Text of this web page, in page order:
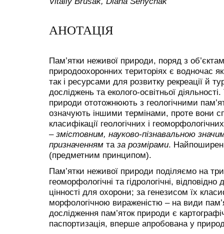
АНОТАЦІЯ
Пам’ятки неживої природи, поряд з
природоохоронних територіях є водночас
так і ресурсами для розвитку рекреації й
досліджень та еколого-освітньої
природи ототожнюють з геологічними
означують іншими термінами, проте вони
класифікації геологічних і
– змістовним, науково-пізнавальною
призначенням та за розмірами.
(предметним принципом).
Пам’ятки неживої природи поділяємо на три
геоморфологічні та гідрологічні, відповідно
цінності для охорони; за генезисом їх
морфологічною вираженістю – на види
дослідження пам’яток природи є
паспортизація, вперше апробована у